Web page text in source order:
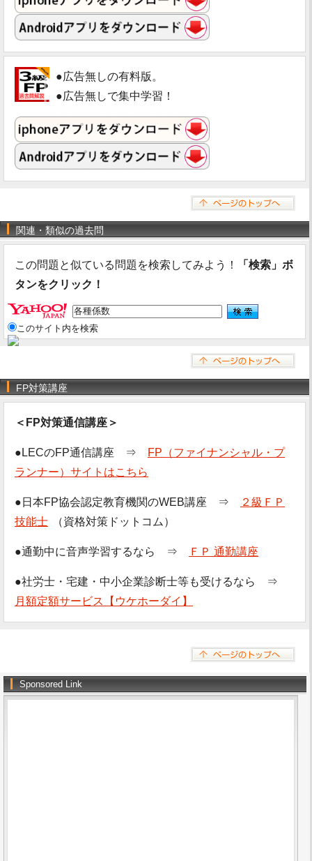
●広告無しの有料版。
●広告無しで集中学習！
関連・類似の過去問
この問題と似ている問題を検索してみよう！
「検索」ボ
タンをクリック！
このサイト内を検索
FP対策講座
＜FP対策通信講座＞
●LECのFP通信講座 ⇒
FP（ファイナンシャル・プ
ランナー）サイトはこちら
●日本FP協会認定教育機関のWEB講座 ⇒
２級ＦＰ
技能士
（資格対策ドットコム）
●通勤中に音声学習するなら ⇒ ＦＰ 通勤講座
●社労士・宅建・中小企業診断士等も受けるなら ⇒
月額定額サービス【ウケホーダイ】
Sponsored Link